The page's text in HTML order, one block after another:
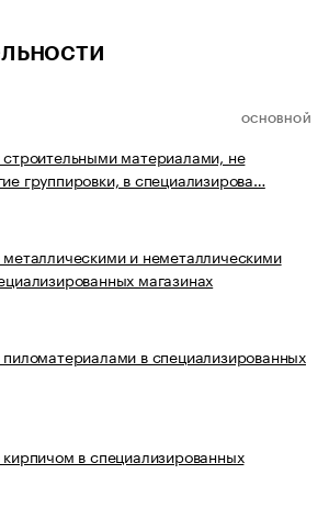
ОСНОВНОЙ
строительными материалами, не
группировки, в специализирова…
металлическими и неметаллическими
магазинах
пиломатериалами в специализированных
в специализированных